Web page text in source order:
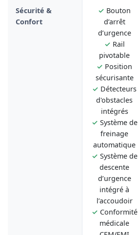
Sécurité &
Confort
✓ Bouton
d’arrêt
d’urgence
✓ Rail
pivotable
✓ Position
sécurisante
✓ Détecteurs
d'obstacles
intégrés
✓ Système de
freinage
automatique
✓ Système de
descente
d’urgence
intégré à
l’accoudoir
✓ Conformité
médicale